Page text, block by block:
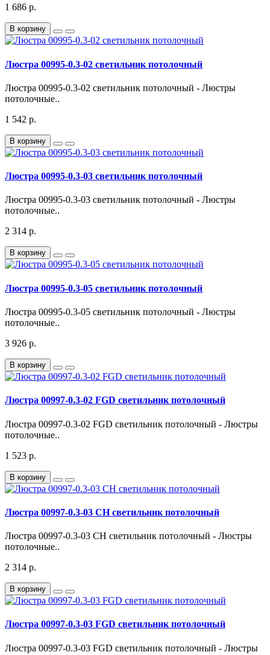
1 686 р.
В корзину
Люстра 00995-0.3-02 светильник потолочный
Люстра 00995-0.3-02 светильник потолочный - Люстры
потолочные..
1 542 р.
В корзину
Люстра 00995-0.3-03 светильник потолочный
Люстра 00995-0.3-03 светильник потолочный - Люстры
потолочные..
2 314 р.
В корзину
Люстра 00995-0.3-05 светильник потолочный
Люстра 00995-0.3-05 светильник потолочный - Люстры
потолочные..
3 926 р.
В корзину
Люстра 00997-0.3-02 FGD светильник потолочный
Люстра 00997-0.3-02 FGD светильник потолочный - Люстры
потолочные..
1 523 р.
В корзину
Люстра 00997-0.3-03 CH светильник потолочный
Люстра 00997-0.3-03 CH светильник потолочный - Люстры
потолочные..
2 314 р.
В корзину
Люстра 00997-0.3-03 FGD светильник потолочный
Люстра 00997-0.3-03 FGD светильник потолочный - Люстры